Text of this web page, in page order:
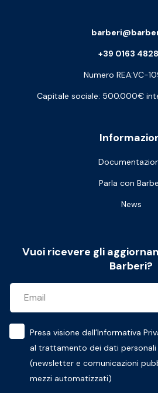
Parla con
News
+39 0163
Numero REA:VC-
Capitale sociale: 500.000€
Vuoi ricevere gli
Barberi?
Presa visione dell’Informativa
al trattamento dei dati
(newsletter e comunicazioni
mezzi automatizzati)